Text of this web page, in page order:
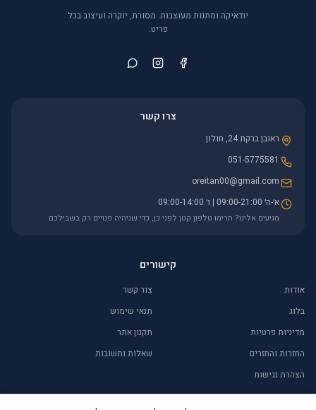
יודאיקה ומתנות מעוצבות. מסורת, יוקרה ועיצוב בכל
פריט.
צרו קשר
ראובן ברקת 24, חולון
051-5775581
oreitan00@gmail.com
א׳-ה׳ 09:00-21:00 | ו׳ 09:00-14:00
מגיעים אלינו? תרימו טלפון קטן לפני כן, כדי שניהיה פנויים רק בשבילכם
קישורים
אודות
צור קשר
בלוג
תנאי שימוש
מדיניות פרטיות
תקנון אתר
החזרות והחזרים
שאלות ותשובות
הצהרת נגישות